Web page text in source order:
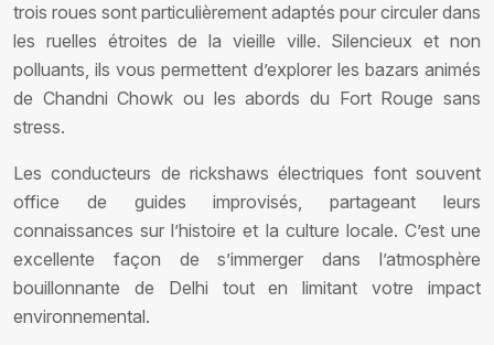
trois roues sont particulièrement adaptés pour circuler dans
les ruelles étroites de la vieille ville. Silencieux et non
polluants, ils vous permettent d’explorer les bazars animés
de Chandni Chowk ou les abords du Fort Rouge sans
stress.
Les conducteurs de rickshaws électriques font souvent
office de guides improvisés, partageant leurs
connaissances sur l’histoire et la culture locale. C’est une
excellente façon de s’immerger dans l’atmosphère
bouillonnante de Delhi tout en limitant votre impact
environnemental.